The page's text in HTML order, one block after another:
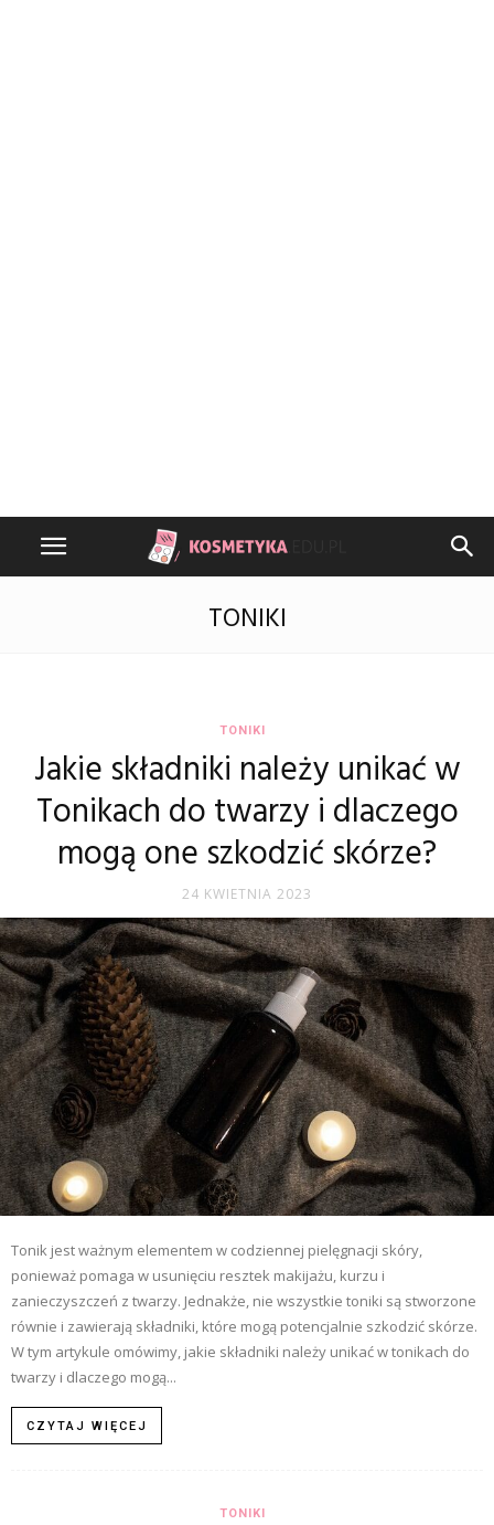
TONIKI
TONIKI
Jakie składniki należy unikać w
Tonikach do twarzy i dlaczego
mogą one szkodzić skórze?
24 KWIETNIA 2023
Tonik jest ważnym elementem w codziennej pielęgnacji skóry,
ponieważ pomaga w usunięciu resztek makijażu, kurzu i
zanieczyszczeń z twarzy. Jednakże, nie wszystkie toniki są stworzone
równie i zawierają składniki, które mogą potencjalnie szkodzić skórze.
W tym artykule omówimy, jakie składniki należy unikać w tonikach do
twarzy i dlaczego mogą...
CZYTAJ WIĘCEJ
TONIKI